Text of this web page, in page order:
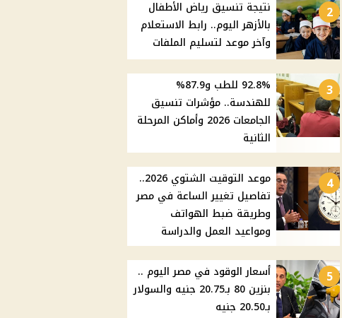
2
نتيجة تنسيق رياض الأطفال
بالأزهر اليوم.. رابط الاستعلام
وآخر موعد لتسليم الملفات
3
92.8% للطب و87.9%
للهندسة.. مؤشرات تنسيق
الجامعات 2026 وأماكن المرحلة
الثانية
4
موعد التوقيت الشتوي 2026..
تفاصيل تغيير الساعة في مصر
وطريقة ضبط الهواتف
ومواعيد العمل والدراسة
5
أسعار الوقود في مصر اليوم ..
بنزين 80 بـ20.75 جنيه والسولار
بـ20.50 جنيه